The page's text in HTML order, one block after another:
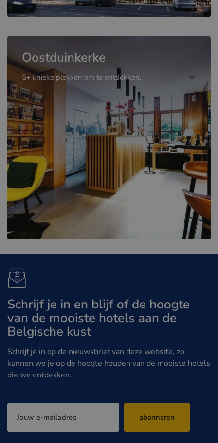
Oostduinkerke
5+ unieke plekken om te ontdekken.
Schrijf je in en blijf of de hoogte
van de mooiste hotels aan de
Belgische kust
Schrijf je in op de nieuwsbrief van deze website, zo
kunnen we je op de hoogte houden van de mooiste hotels
die we ontdekken.
abonneren